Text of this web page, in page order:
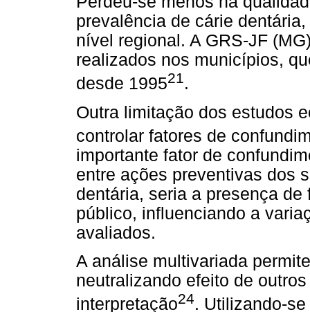
prevalência de cárie
nível regional. A GRS-JF
realizados nos municípios,
desde 199521.
Outra limitação dos estudos
controlar fatores de
importante fator de
entre ações preventivas dos
dentária, seria a presença
público, influenciando a
avaliados.
A análise multivariada
neutralizando efeito de
interpretação24. Utilizando-